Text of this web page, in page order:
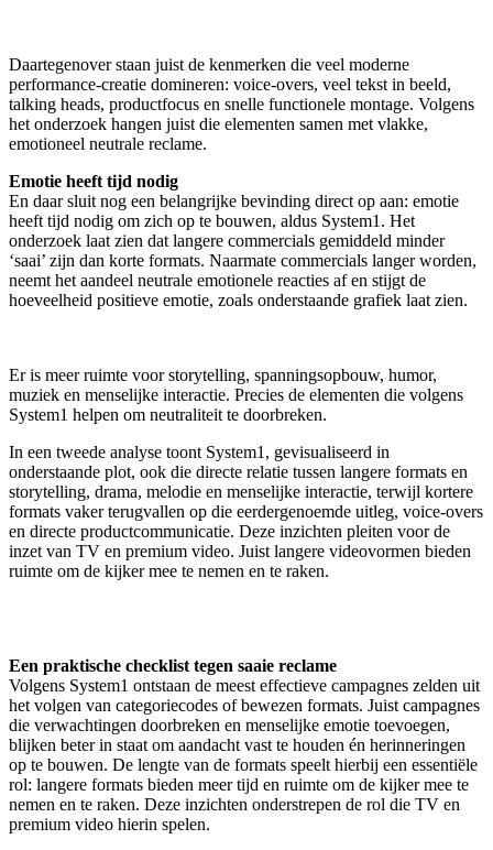
Daartegenover staan juist de kenmerken die veel moderne
performance-creatie domineren: voice-overs, veel tekst in beeld,
talking heads, productfocus en snelle functionele montage. Volgens
het onderzoek hangen juist die elementen samen met vlakke,
emotioneel neutrale reclame.
Emotie heeft tijd nodig
En daar sluit nog een belangrijke bevinding direct op aan: emotie
heeft tijd nodig om zich op te bouwen, aldus System1. Het
onderzoek laat zien dat langere commercials gemiddeld minder
‘saai’ zijn dan korte formats. Naarmate commercials langer worden,
neemt het aandeel neutrale emotionele reacties af en stijgt de
hoeveelheid positieve emotie, zoals onderstaande grafiek laat zien.
Er is meer ruimte voor storytelling, spanningsopbouw, humor,
muziek en menselijke interactie. Precies de elementen die volgens
System1 helpen om neutraliteit te doorbreken.
In een tweede analyse toont System1, gevisualiseerd in
onderstaande plot, ook die directe relatie tussen langere formats en
storytelling, drama, melodie en menselijke interactie, terwijl kortere
formats vaker terugvallen op die eerdergenoemde uitleg, voice-overs
en directe productcommunicatie. Deze inzichten pleiten voor de
inzet van TV en premium video. Juist langere videovormen bieden
ruimte om de kijker mee te nemen en te raken.
Een praktische checklist tegen saaie reclame
Volgens System1 ontstaan de meest effectieve campagnes zelden uit
het volgen van categoriecodes of bewezen formats. Juist campagnes
die verwachtingen doorbreken en menselijke emotie toevoegen,
blijken beter in staat om aandacht vast te houden én herinneringen
op te bouwen. De lengte van de formats speelt hierbij een essentiële
rol: langere formats bieden meer tijd en ruimte om de kijker mee te
nemen en te raken. Deze inzichten onderstrepen de rol die TV en
premium video hierin spelen.